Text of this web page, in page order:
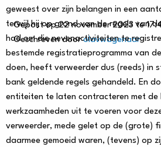
Gepost op 22 november 2023 te
Geschreven doorolavwagenaar
geweest over zijn belangen in een
terwijl hij op grond van de regels van
had om die nevenactiviteiten te
bestemde registratieprogramma van
doen, heeft verweerder dus (reeds) in
bank geldende regels gehandeld. En
entiteiten te laten contracteren met de
werkzaamheden uit te voeren voor
verweerder, mede gelet op de (grote)
daarmee gemoeid waren, (tevens) op